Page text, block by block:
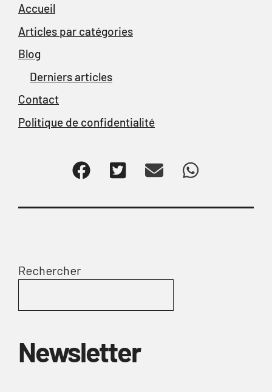
Accueil
Articles par catégories
Blog
Derniers articles
Contact
Politique de confidentialité
Rechercher
Newsletter